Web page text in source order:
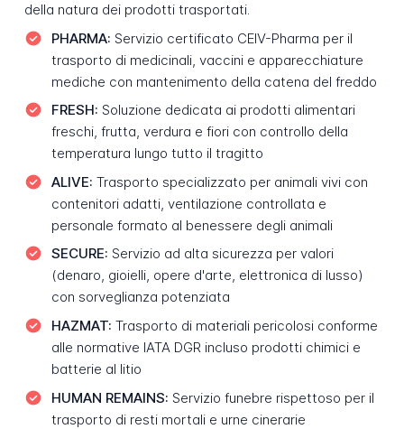
della natura dei prodotti trasportati.
PHARMA: Servizio certificato CEIV-Pharma per il
trasporto di medicinali, vaccini e apparecchiature
mediche con mantenimento della catena del freddo
FRESH: Soluzione dedicata ai prodotti alimentari
freschi, frutta, verdura e fiori con controllo della
temperatura lungo tutto il tragitto
ALIVE: Trasporto specializzato per animali vivi con
contenitori adatti, ventilazione controllata e
personale formato al benessere degli animali
SECURE: Servizio ad alta sicurezza per valori
(denaro, gioielli, opere d'arte, elettronica di lusso)
con sorveglianza potenziata
HAZMAT: Trasporto di materiali pericolosi conforme
alle normative IATA DGR incluso prodotti chimici e
batterie al litio
HUMAN REMAINS: Servizio funebre rispettoso per il
trasporto di resti mortali e urne cinerarie